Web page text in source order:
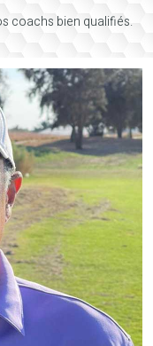
coachs bien qualifiés.